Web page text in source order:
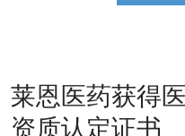
莱恩医药获得
资质认定证书